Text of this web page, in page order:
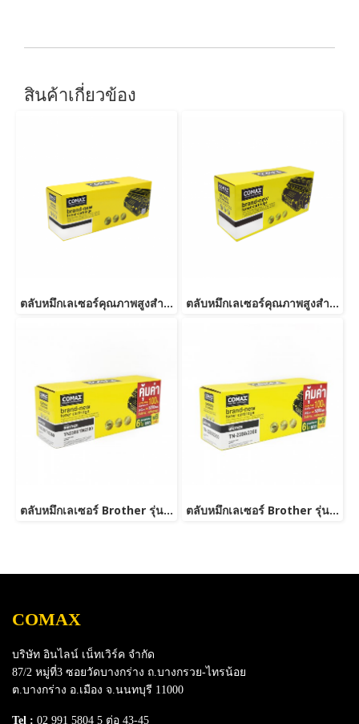
สินค้าเกี่ยวข้อง
ตลับหมึกเลเซอร์คุณภาพสูงสำหรับ Brother รุ่น TN2360/TN2380 ตลับหมึกเลเซอร์คุณภาพสูงสำหรับ Brother รุ่น TN2480
ตลับหมึกเลเซอร์ Brother รุ่น TN2380 /TN2360 NEW-JUMBO ตลับหมึกเลเซอร์ Brother รุ่น TN2280/TN2260-JUMBO
COMAX
บริษัท อินไลน์ เน็ทเวิร์ค จำกัด
87/2 หมู่ที่3 ซอยวัดบางกร่าง ถ.บางกรวย-ไทรน้อย
ต.บางกร่าง อ.เมือง จ.นนทบุรี 11000
Tel : 02 991 5804 5 ต่อ 43-45